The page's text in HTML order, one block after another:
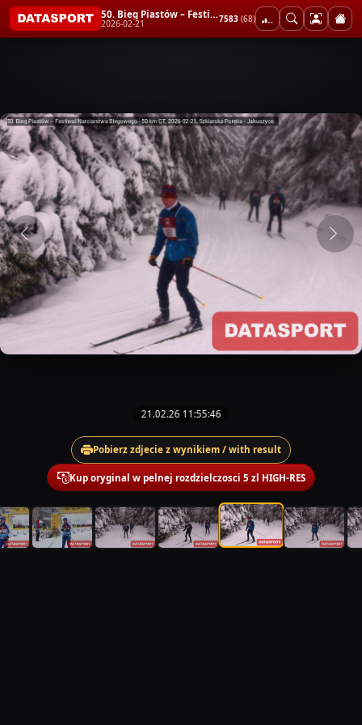
50. Bieg Piastów – Festiwal Narciarstwa Biegowego - 50 km CT
2026-02-21 7583 (68)
21.02.26 11:55:46
Pobierz zdjecie z wynikiem / with result
Kup oryginal w pelnej rozdzielczosci 5 zl HIGH-RES